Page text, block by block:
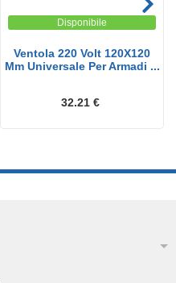
Disponibile
Ventola 220 Volt 120X120
Mm Universale Per Armadi ...
32.21 €